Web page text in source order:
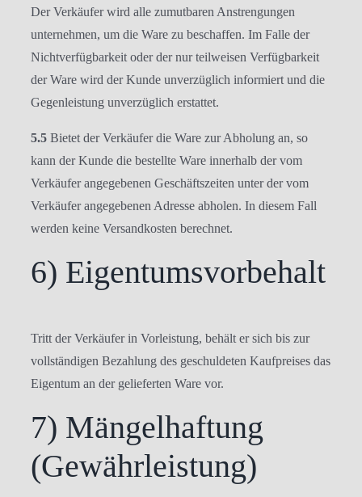
Der Verkäufer wird alle zumutbaren Anstrengungen
unternehmen, um die Ware zu beschaffen. Im Falle der
Nichtverfügbarkeit oder der nur teilweisen Verfügbarkeit
der Ware wird der Kunde unverzüglich informiert und die
Gegenleistung unverzüglich erstattet.
5.5 Bietet der Verkäufer die Ware zur Abholung an, so
kann der Kunde die bestellte Ware innerhalb der vom
Verkäufer angegebenen Geschäftszeiten unter der vom
Verkäufer angegebenen Adresse abholen. In diesem Fall
werden keine Versandkosten berechnet.
6) Eigentumsvorbehalt
Tritt der Verkäufer in Vorleistung, behält er sich bis zur
vollständigen Bezahlung des geschuldeten Kaufpreises das
Eigentum an der gelieferten Ware vor.
7) Mängelhaftung
(Gewährleistung)